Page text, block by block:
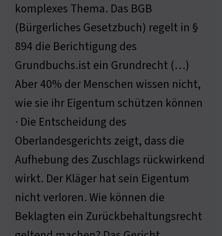
komplexes Thema. Das BGB
(Bürgerliches Gesetzbuch) regelt in §
894 die Berichtigung des
Grundbuchs.ist ein Grundrecht (…)
Aber 40% der Menschen wissen nicht,
wie sie ihr Eigentum schützen können
· Die Entscheidung des
Oberlandesgerichts zeigt, dass die
Aufhebung des Zuschlags rückwirkend
wirkt. Der Kläger hat sein Eigentum
nicht verloren. Wie können die
Beklagten ein Zurückbehaltungsrecht